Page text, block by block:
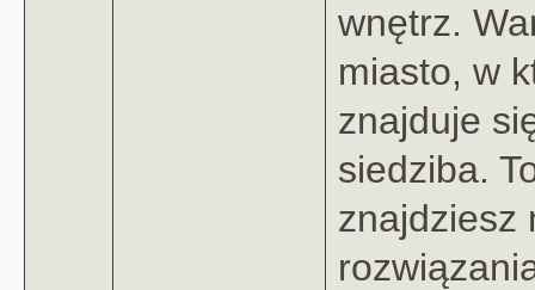
wnętrz.
miasto, w
znajduje
siedziba.
znajdziesz